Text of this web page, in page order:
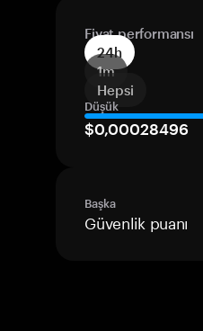
Fiyat performansı
24h
1m
Hepsi
Düşük
$0,00028496
Başka
Güvenlik puanı